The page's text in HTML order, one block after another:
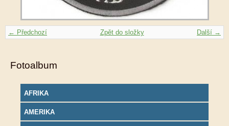
← Předchozí Další →
Zpět do složky
Fotoalbum
AFRIKA
AMERIKA